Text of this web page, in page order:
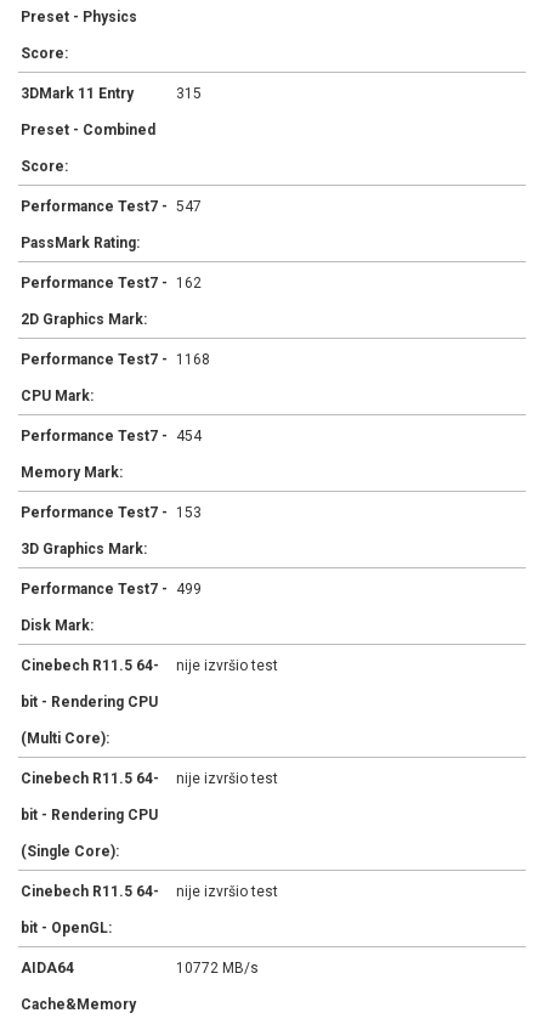
Preset - Physics
Score:
3DMark 11 Entry
Preset - Combined
Score:
315
Performance Test7 -
PassMark Rating:
547
Performance Test7 -
2D Graphics Mark:
162
Performance Test7 -
CPU Mark:
1168
Performance Test7 -
Memory Mark:
454
Performance Test7 -
3D Graphics Mark:
153
Performance Test7 -
Disk Mark:
499
Cinebech R11.5 64-
bit - Rendering CPU
(Multi Core):
nije izvršio test
Cinebech R11.5 64-
bit - Rendering CPU
(Single Core):
nije izvršio test
Cinebech R11.5 64-
bit - OpenGL:
nije izvršio test
AIDA64
Cache&Memory
10772 MB/s